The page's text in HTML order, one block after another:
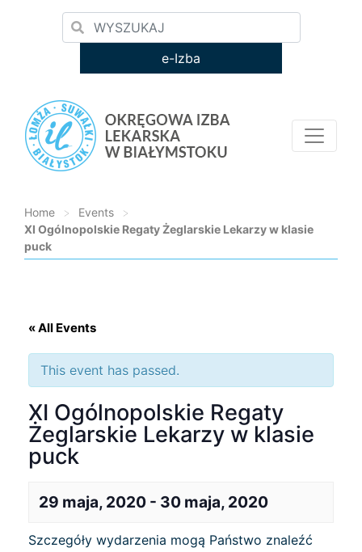
e-Izba
Home > Events
>
XI Ogólnopolskie Regaty Żeglarskie Lekarzy w klasie
puck
« All Events
This event has passed.
XI Ogólnopolskie Regaty
Żeglarskie Lekarzy w klasie
puck
29 maja, 2020 - 30 maja, 2020
Szczegóły wydarzenia mogą Państwo znaleźć